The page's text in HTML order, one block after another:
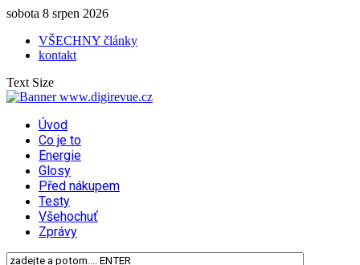
sobota 8 srpen 2026
VŠECHNY články
kontakt
Text Size
Úvod
Co je to
Energie
Glosy
Před nákupem
Testy
Všehochuť
Zprávy